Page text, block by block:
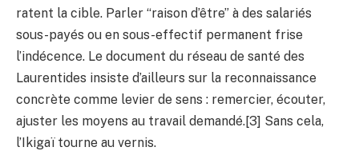
ratent la cible. Parler “raison d’être” à des salariés
sous-payés ou en sous-effectif permanent frise
l’indécence. Le document du réseau de santé des
Laurentides insiste d’ailleurs sur la reconnaissance
concrète comme levier de sens : remercier, écouter,
ajuster les moyens au travail demandé.[3] Sans cela,
l’Ikigaï tourne au vernis.